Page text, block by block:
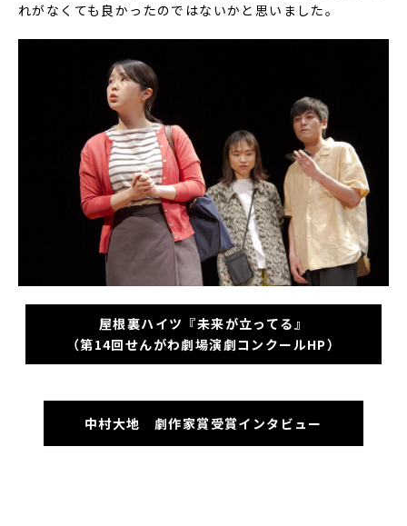
れがなくても良かったのではないかと思いました。
屋根裏ハイツ『未来が立ってる』
（第14回せんがわ劇場演劇コンクールHP）
中村大地 劇作家賞受賞インタビュー